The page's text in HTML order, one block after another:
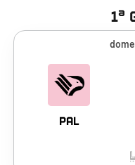
1a
PAL
Vai alla scheda del match